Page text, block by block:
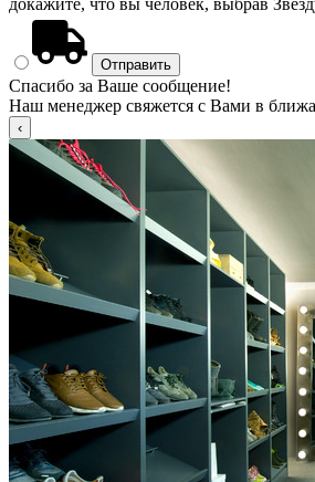
докажите, что вы человек, выбрав
Спасибо за Ваше сообщение!
Наш менеджер свяжется с Вами в